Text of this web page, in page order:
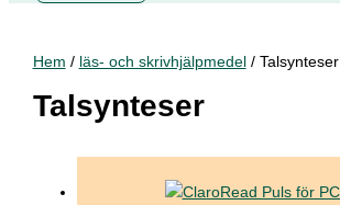
Hem / läs- och skrivhjälpmedel/ Talsynteser
Talsynteser